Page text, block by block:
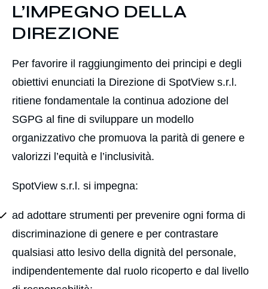
L’IMPEGNO DELLA
DIREZIONE
Per favorire il raggiungimento dei principi e degli
obiettivi enunciati la Direzione di SpotView s.r.l.
ritiene fondamentale la continua adozione del
SGPG al fine di sviluppare un modello
organizzativo che promuova la parità di genere e
valorizzi l’equità e l’inclusività.
SpotView s.r.l. si impegna:
ad adottare strumenti per prevenire ogni forma di
discriminazione di genere e per contrastare
qualsiasi atto lesivo della dignità del personale,
indipendentemente dal ruolo ricoperto e dal livello